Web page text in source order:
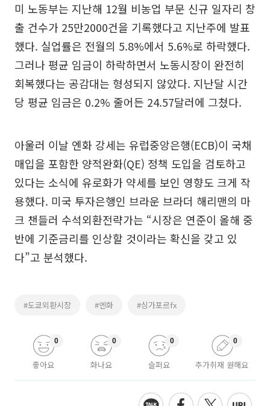
미 노동부는 지난해 12월 비농업 부문 신규 일자리 창
출 건수가 25만2000건을 기록했다고 지난주에 발표
했다. 실업률은 전월의 5.8%에서 5.6%로 하락했다.
그러나 평균 임금이 하락하면서 노동시장이 완전히
회복했다는 공감대는 형성되지 않았다. 지난달 시간
당 평균 임금은 0.2% 줄어든 24.57달러에 그쳤다.
아울러 이날 엔화 강세는 유럽중앙은행(ECB)이 국채
매입을 포함한 양적완화(QE) 정책 도입을 검토하고
있다는 소식에 유로화가 약세를 보인 영향도 크게 작
용했다. 미국 투자은행인 브라운 브라더 해리맨의 마
크 챈들러 수석외환전략가는 “시장은 연준이 올해 중
반에 기준금리를 인상할 것이라는 확신을 갖고 있
다”고 분석했다.
#도쿄외환시장 #엔화 #싱가포르fx
좋아요
0
화나요
0
슬퍼요
0
추가취재 원해요
0